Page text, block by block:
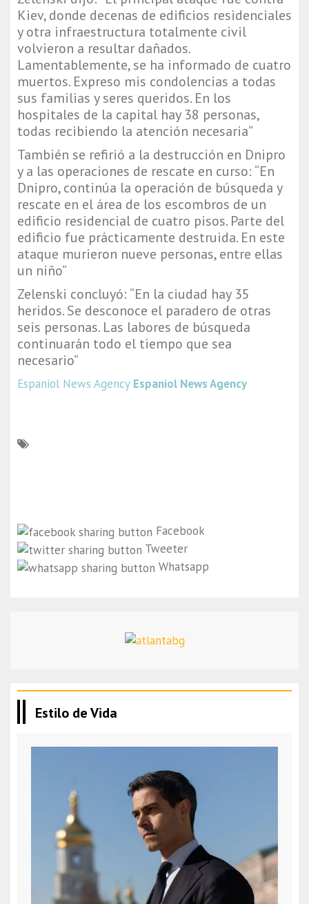
Kiev, donde decenas de edificios residenciales
y otra infraestructura totalmente civil
volvieron a resultar dañados.
Lamentablemente, se ha informado de cuatro
muertos. Expreso mis condolencias a todas
sus familias y seres queridos. En los
hospitales de la capital hay 38 personas,
todas recibiendo la atención necesaria”
También se refirió a la destrucción en Dnipro
y a las operaciones de rescate en curso: “En
Dnipro, continúa la operación de búsqueda y
rescate en el área de los escombros de un
edificio residencial de cuatro pisos. Parte del
edificio fue prácticamente destruida. En este
ataque murieron nueve personas, entre ellas
un niño”
Zelenski concluyó: “En la ciudad hay 35
heridos. Se desconoce el paradero de otras
seis personas. Las labores de búsqueda
continuarán todo el tiempo que sea
necesario”
Espaniol News Agency Espaniol News Agency
Facebook
Tweeter
Whatsapp
Estilo de Vida